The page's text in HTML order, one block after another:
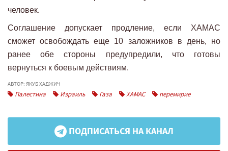
человек.
Соглашение допускает продление, если ХАМАС
сможет освобождать еще 10 заложников в день, но
ранее обе стороны предупредили, что готовы
вернуться к боевым действиям.
АВТОР: ЯКУБ ХАДЖИЧ
Палестина Израиль Газа ХАМАС перемирие
ПОДПИСАТЬСЯ НА КАНАЛ